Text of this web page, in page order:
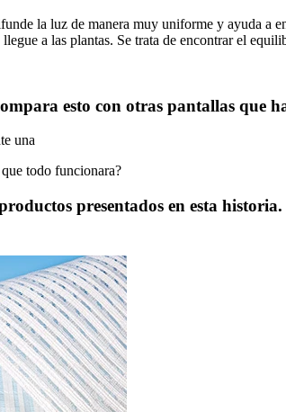
la luz de manera muy uniforme y ayuda a
a las plantas. Se trata de encontrar el
esto con otras pantallas que
una
todo funcionara?
presentados en esta historia.